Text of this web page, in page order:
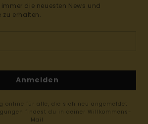
die neuesten News und
zu erhalten.
Anmelden
online für alle, die sich neu angemeldet
findest du in deiner Willkommens-
Mail